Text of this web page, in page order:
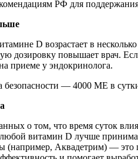
РФ для
D возрастает в
дозировку повышает врач.
приеме у эндокринолога.
безопасности — 4000 МЕ в
о том, что время суток
витамин D лучше
(например, Аквадетрим) — это